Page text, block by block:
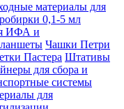
материалы для
0,1-5 мл
ИФА и
Чашки Петри
Пастера Штативы
для сбора и
системы
для